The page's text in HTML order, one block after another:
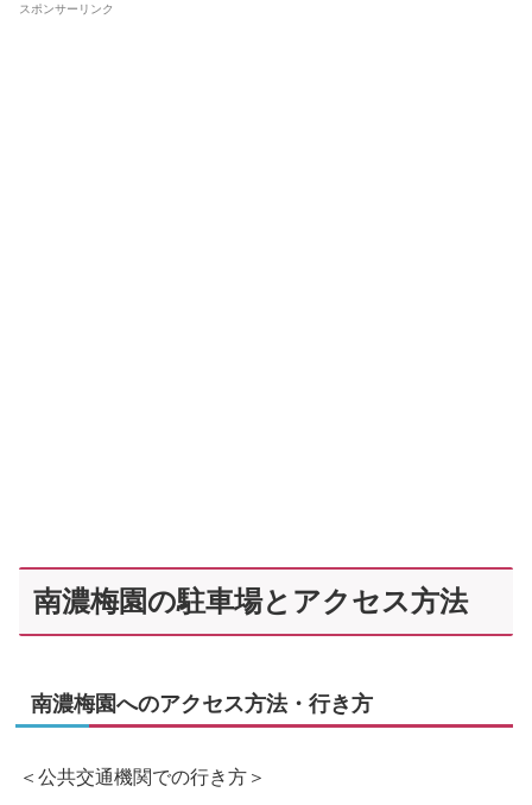
スポンサーリンク
南濃梅園の駐車場とアクセス方法
南濃梅園へのアクセス方法・行き方
＜公共交通機関での行き方＞